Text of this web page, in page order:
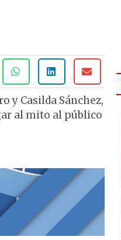
y Casilda Sánchez,
al mito al público